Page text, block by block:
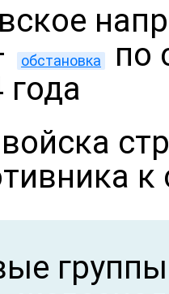
обстановка
по
года
к